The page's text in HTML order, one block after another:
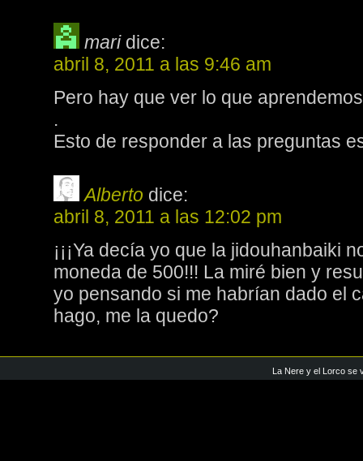
mari dice:
abril 8, 2011 a las 9:46 am
Pero hay que ver lo que
.
Esto de responder a las preguntas
Alberto dice:
abril 8, 2011 a las 12:02 pm
¡¡¡Ya decía yo que la jidouhanbaiki
moneda de 500!!! La miré bien y
yo pensando si me habrían dado el
hago, me la quedo?
La Nere y el Lorco se